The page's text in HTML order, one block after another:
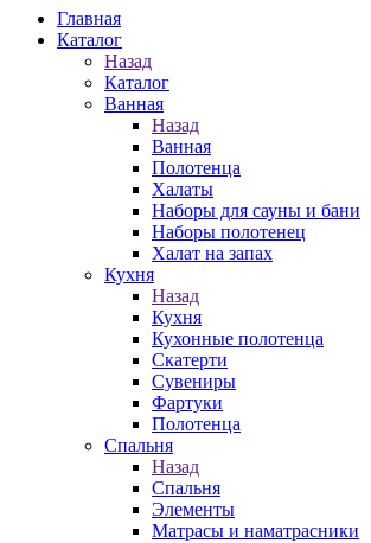
Главная
Каталог
Назад
Каталог
Ванная
Назад
Ванная
Полотенца
Халаты
Наборы для сауны и бани
Наборы полотенец
Халат на запах
Кухня
Назад
Кухня
Кухонные полотенца
Скатерти
Сувениры
Фартуки
Полотенца
Спальня
Назад
Спальня
Элементы
Матрасы и наматрасники